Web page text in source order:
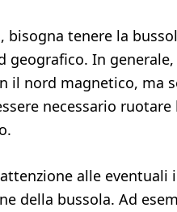
bisogna tenere la
geografico. In
il nord magnetico, ma
necessario
alle eventuali
della bussola. Ad